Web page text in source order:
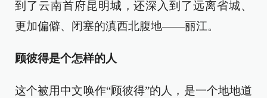
到了云南首府昆明城，还深入到了远离省城、
更加偏僻、闭塞的滇西北腹地——丽江。
顾彼得是个怎样的人
这个被用中文唤作“顾彼得”的人，是一个地地道